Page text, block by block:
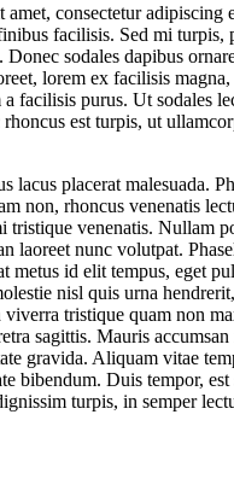
consectetur adipiscing
facilisis. Sed mi turpis,
sodales dapibus
lorem ex facilisis magna,
facilisis purus. Ut sodales
est turpis, ut
lacus placerat malesuada.
non, rhoncus venenatis
tristique venenatis. Nullam
laoreet nunc volutpat.
metus id elit tempus, eget
nisl quis urna
tristique quam non
sagittis. Mauris
gravida. Aliquam vitae
bibendum. Duis tempor, est
turpis, in semper